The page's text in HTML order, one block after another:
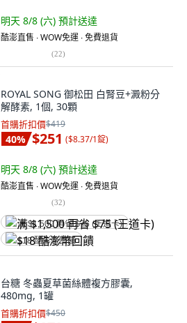
明天 8/8 (六) 預計送達
酷澎直售 ∙ WOW免運 ∙ 免費退貨
(22)
ROYAL SONG 御松田 白腎豆+澱粉分
解酵素, 1個, 30顆
首購折扣價$419
40% $251 ($8.37/1錠)
明天 8/8 (六) 預計送達
酷澎直售 ∙ WOW免運 ∙ 免費退貨
(32)
满 $1,500 再省 $75 (王道卡)
$18 酷澎幣回饋
台糖 冬蟲夏草菌絲體複方膠囊,
480mg, 1罐
首購折扣價$450